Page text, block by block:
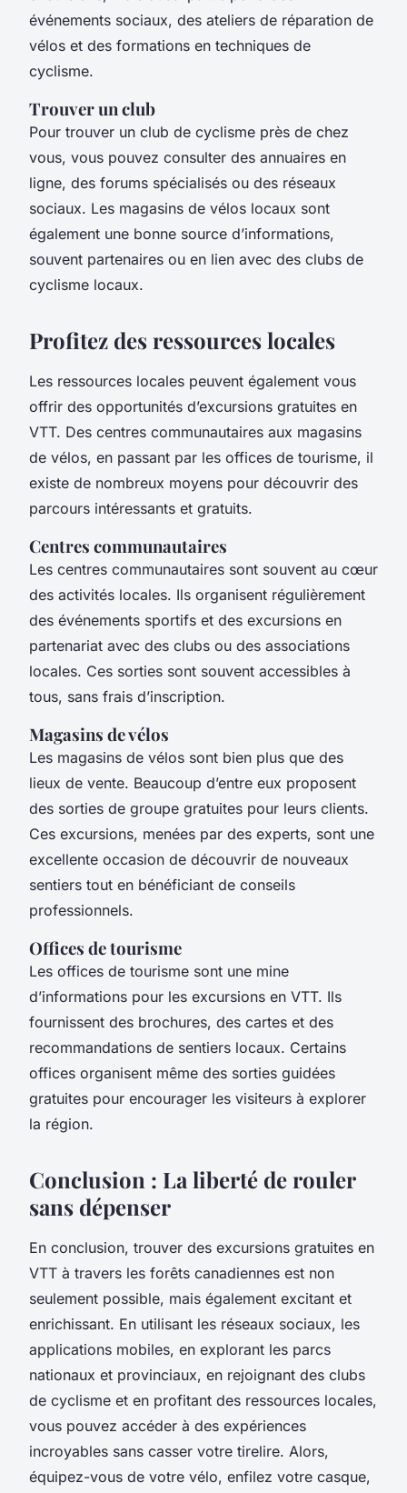
événements sociaux, des ateliers de réparation de
vélos et des formations en techniques de
cyclisme.
Trouver un club
Pour trouver un club de cyclisme près de chez
vous, vous pouvez consulter des annuaires en
ligne, des forums spécialisés ou des réseaux
sociaux. Les magasins de vélos locaux sont
également une bonne source d’informations,
souvent partenaires ou en lien avec des clubs de
cyclisme locaux.
Profitez des ressources locales
Les ressources locales peuvent également vous
offrir des opportunités d’excursions gratuites en
VTT. Des centres communautaires aux magasins
de vélos, en passant par les offices de tourisme, il
existe de nombreux moyens pour découvrir des
parcours intéressants et gratuits.
Centres communautaires
Les centres communautaires sont souvent au cœur
des activités locales. Ils organisent régulièrement
des événements sportifs et des excursions en
partenariat avec des clubs ou des associations
locales. Ces sorties sont souvent accessibles à
tous, sans frais d’inscription.
Magasins de vélos
Les magasins de vélos sont bien plus que des
lieux de vente. Beaucoup d’entre eux proposent
des sorties de groupe gratuites pour leurs clients.
Ces excursions, menées par des experts, sont une
excellente occasion de découvrir de nouveaux
sentiers tout en bénéficiant de conseils
professionnels.
Offices de tourisme
Les offices de tourisme sont une mine
d’informations pour les excursions en VTT. Ils
fournissent des brochures, des cartes et des
recommandations de sentiers locaux. Certains
offices organisent même des sorties guidées
gratuites pour encourager les visiteurs à explorer
la région.
Conclusion : La liberté de rouler
sans dépenser
En conclusion, trouver des excursions gratuites en
VTT à travers les forêts canadiennes est non
seulement possible, mais également excitant et
enrichissant. En utilisant les réseaux sociaux, les
applications mobiles, en explorant les parcs
nationaux et provinciaux, en rejoignant des clubs
de cyclisme et en profitant des ressources locales,
vous pouvez accéder à des expériences
incroyables sans casser votre tirelire. Alors,
équipez-vous de votre vélo, enfilez votre casque,